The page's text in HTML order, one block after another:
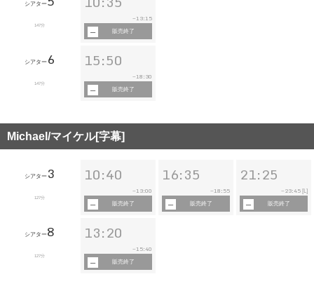
シアター
147分
~13:15
販売終了
シアター 6
147分
15:50
~18:30
販売終了
Michael/マイケル[字幕]
シアター 3
127分
10:40
~13:00
販売終了
16:35
~18:55
販売終了
21:25
~ 23:45 [L]
販売終了
シアター8
127分
13:20
~15:40
販売終了